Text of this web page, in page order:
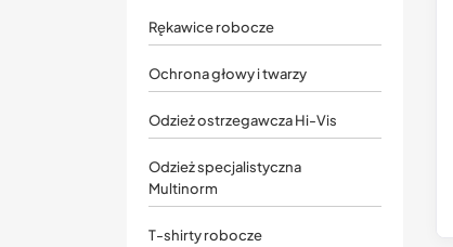
Rękawice robocze
Ochrona głowy i twarzy
Odzież ostrzegawcza Hi-Vis
Odzież specjalistyczna
Multinorm
T-shirty robocze